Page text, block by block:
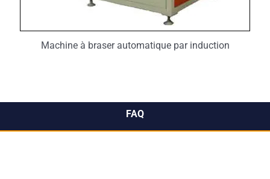
Machine à braser automatique par induction
FAQ